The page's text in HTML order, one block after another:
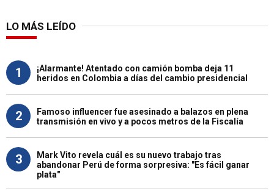
LO MÁS LEÍDO
1
¡Alarmante! Atentado con camión bomba deja 11
heridos en Colombia a días del cambio presidencial
2
Famoso influencer fue asesinado a balazos en plena
transmisión en vivo y a pocos metros de la Fiscalía
3
Mark Vito revela cuál es su nuevo trabajo tras
abandonar Perú de forma sorpresiva: "Es fácil ganar
plata"